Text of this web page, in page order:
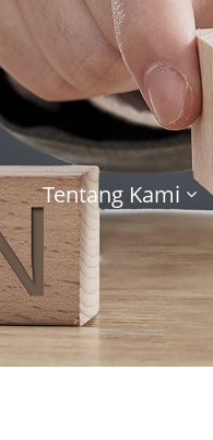
Tentang Kami